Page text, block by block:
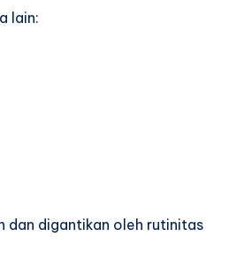
lain:
dan digantikan oleh rutinitas